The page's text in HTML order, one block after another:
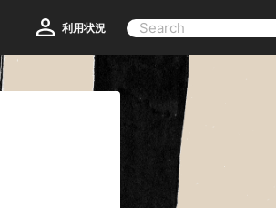
利用状況